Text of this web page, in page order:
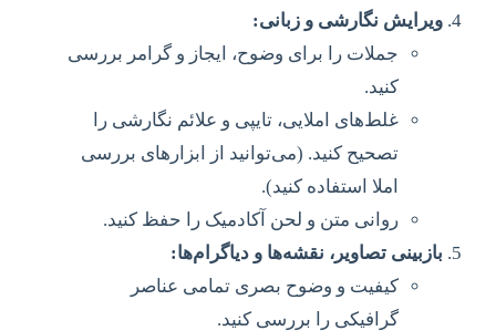
ویرایش نگارشی و زبانی:
جملات را برای وضوح، ایجاز و گرامر بررسی
کنید.
غلط‌های املایی، تایپی و علائم نگارشی را
تصحیح کنید. (می‌توانید از ابزارهای بررسی
املا استفاده کنید).
روانی متن و لحن آکادمیک را حفظ کنید.
بازبینی تصاویر، نقشه‌ها و دیاگرام‌ها:
کیفیت و وضوح بصری تمامی عناصر
گرافیکی را بررسی کنید.